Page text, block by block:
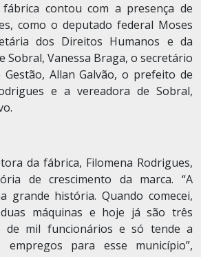
contou com a presença de
como o deputado federal Moses
dos Direitos Humanos e da
Sobral, Vanessa Braga, o secretário
Allan Galvão, o prefeito de
e a vereadora de Sobral,
da fábrica, Filomena Rodrigues,
de crescimento da marca. “A
grande história. Quando comecei,
máquinas e hoje já são três
de mil funcionários e só tende a
empregos para esse município”,